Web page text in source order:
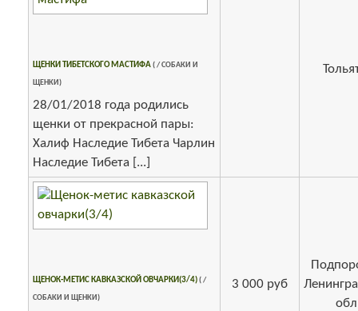
ЩЕНКИ ТИБЕТСКОГО МАСТИФА( / СОБАКИ И
ЩЕНКИ)
28/01/2018 года родились
щенки от прекрасной пары:
Халиф Наследие Тибета Чарлин
Наследие Тибета [...]
ЩЕНОК-МЕТИС КАВКАЗСКОЙ ОВЧАРКИ(3/4)( /
СОБАКИ И ЩЕНКИ)
3 000 руб